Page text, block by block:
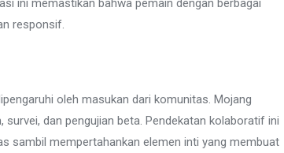
responsif.
oleh masukan dari komunitas. Mojang
dan pengujian beta. Pendekatan kolaboratif ini
sambil mempertahankan elemen inti yang membuat